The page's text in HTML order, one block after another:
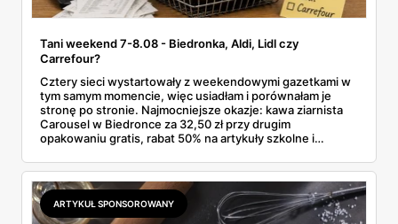
Tani weekend 7-8.08 - Biedronka, Aldi, Lidl czy
Carrefour?
Cztery sieci wystartowały z weekendowymi gazetkami w
tym samym momencie, więc usiadłam i porównałam je
stronę po stronie. Najmocniejsze okazje: kawa ziarnista
Carousel w Biedronce za 32,50 zł przy drugim
opakowaniu gratis, rabat 50% na artykuły szkolne i
2,99 zł za kilogram, ale wyłącznie w sobotę z aplikacją. Aldi
odpowiada masłem za 2,99 zł. Werdykt w skrócie:
najwięcej wyciśniesz z Biedronki, po świeże warzywa jedź
do Aldi.
ARTYKUŁ SPONSOROWANY